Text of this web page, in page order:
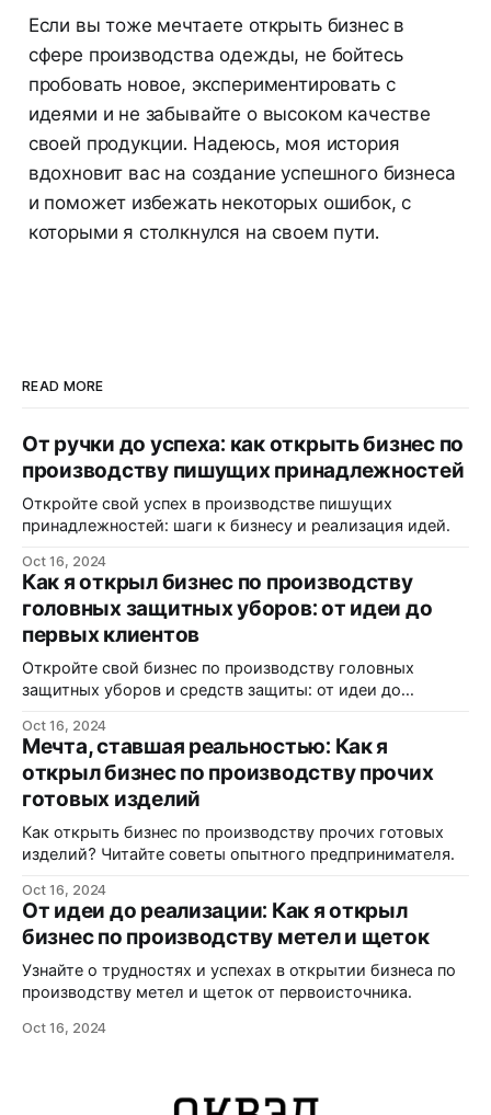
Если вы тоже мечтаете открыть бизнес в
сфере производства одежды, не бойтесь
пробовать новое, экспериментировать с
идеями и не забывайте о высоком качестве
своей продукции. Надеюсь, моя история
вдохновит вас на создание успешного бизнеса
и поможет избежать некоторых ошибок, с
которыми я столкнулся на своем пути.
READ MORE
От ручки до успеха: как открыть бизнес по
производству пишущих принадлежностей
Откройте свой успех в производстве пишущих
принадлежностей: шаги к бизнесу и реализация идей.
Oct 16, 2024
Как я открыл бизнес по производству
головных защитных уборов: от идеи до
первых клиентов
Откройте свой бизнес по производству головных
защитных уборов и средств защиты: от идеи до
Oct 16, 2024
Мечта, ставшая реальностью: Как я
открыл бизнес по производству прочих
готовых изделий
Как открыть бизнес по производству прочих готовых
изделий? Читайте советы опытного предпринимателя.
Oct 16, 2024
От идеи до реализации: Как я открыл
бизнес по производству метел и щеток
Узнайте о трудностях и успехах в открытии бизнеса по
производству метел и щеток от первоисточника.
Oct 16, 2024